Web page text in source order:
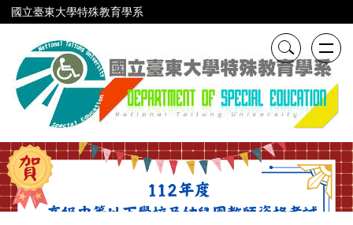
跳
到
內
容
國立臺東大學特殊教育學系